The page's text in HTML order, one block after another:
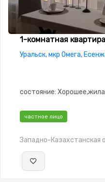
1-комнатная
Уральск, мкр Омега,
состояние:
частное лицо
Западно-Казахстанская